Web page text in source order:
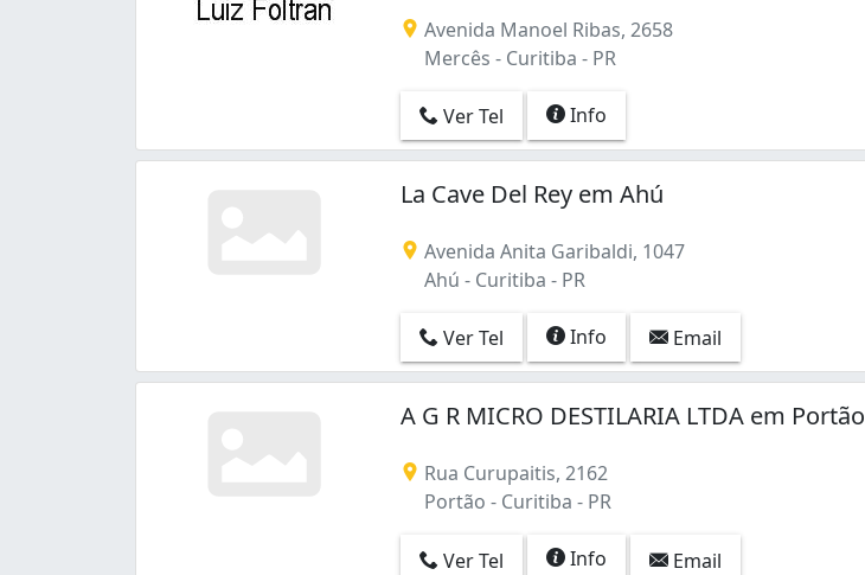
Avenida Manoel Ribas, 2658
Mercês - Curitiba - PR
Ver Tel Info
La Cave Del Rey em Ahú
Avenida Anita Garibaldi, 1047
Ahú - Curitiba - PR
Ver Tel Info Email
A G R MICRO DESTILARIA LTDA em Portão
Rua Curupaitis, 2162
Portão - Curitiba - PR
Ver Tel Info Email